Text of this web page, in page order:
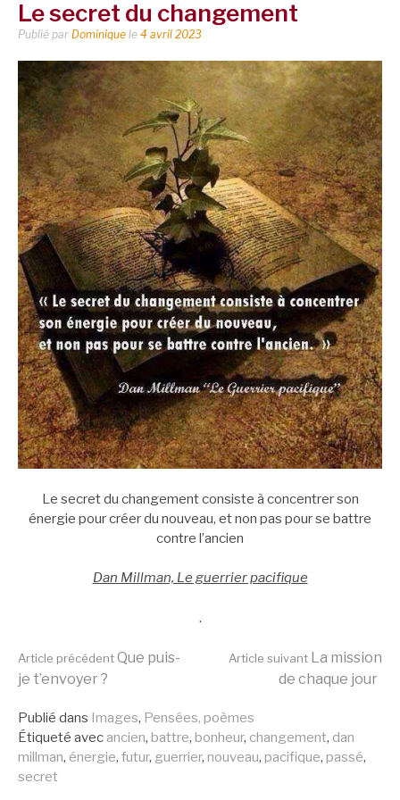
Le secret du changement
Publié par Dominique le 4 avril 2023
Le secret du changement consiste à concentrer son
énergie pour créer du nouveau, et non pas pour se battre
contre l’ancien
Dan Millman, Le guerrier pacifique
.
Lire
la
Article précédentQue puis-
je t’envoyer ?
Article suivant La mission
de chaque jour
Publié dans Images, Pensées, poèmes
Étiqueté avec ancien, battre, bonheur, changement, dan
millman, énergie, futur, guerrier, nouveau, pacifique, passé,
secret